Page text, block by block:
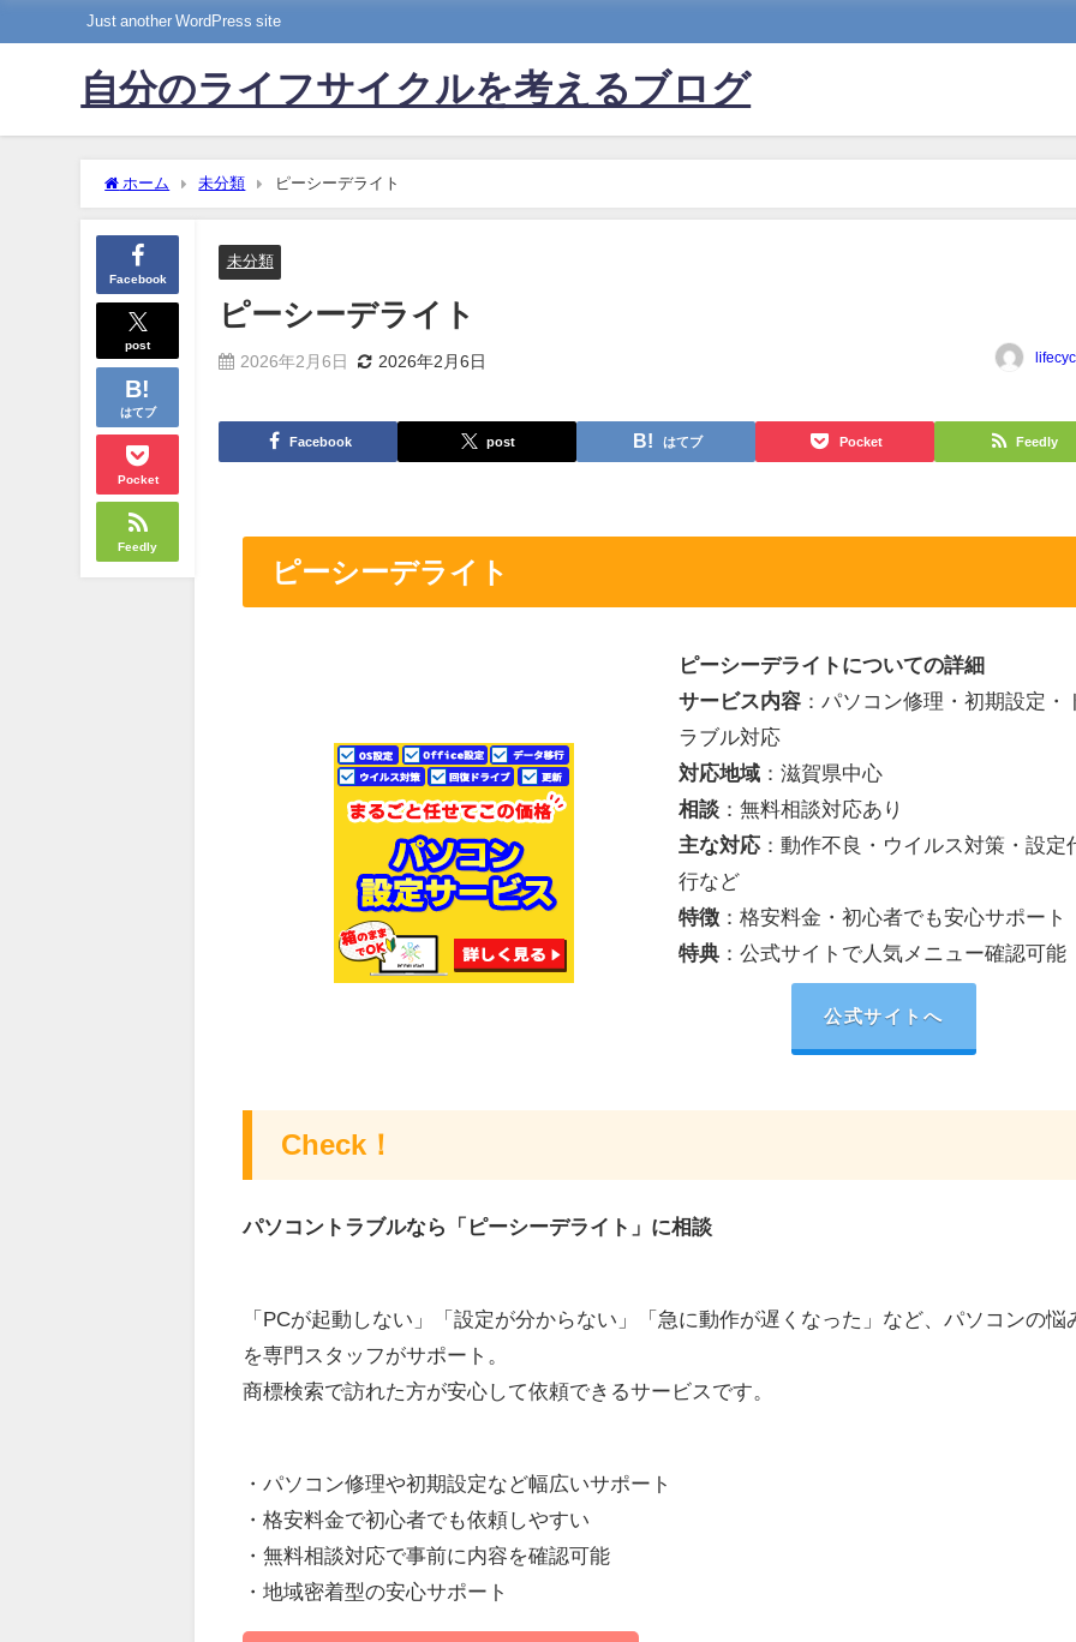
Just another WordPress site
自分のライフサイクルを考えるブログ
ホーム 未分類 ピーシーデライト
Facebook
post
はてブ
Pocket
Feedly
未分類
ピーシーデライト
2026年2月6日 2026年2月6日
Facebook post はてブ Pocket Feedly
ピーシーデライト
ピーシーデライトについての詳細
サービス内容：パソコン修理・初期設定・
ラブル対応
対応地域：滋賀県中心
相談：無料相談対応あり
主な対応：動作不良・ウイルス対策・設定
行など
特徴：格安料金・初心者でも安心サポート
特典：公式サイトで人気メニュー確認可能
公式サイトへ
Check！
パソコントラブルなら「ピーシーデライト」に相談
「PCが起動しない」「設定が分からない」「急に動作が遅くなった」など、パソコンの悩
を専門スタッフがサポート。
商標検索で訪れた方が安心して依頼できるサービスです。
・パソコン修理や初期設定など幅広いサポート
・格安料金で初心者でも依頼しやすい
・無料相談対応で事前に内容を確認可能
・地域密着型の安心サポート